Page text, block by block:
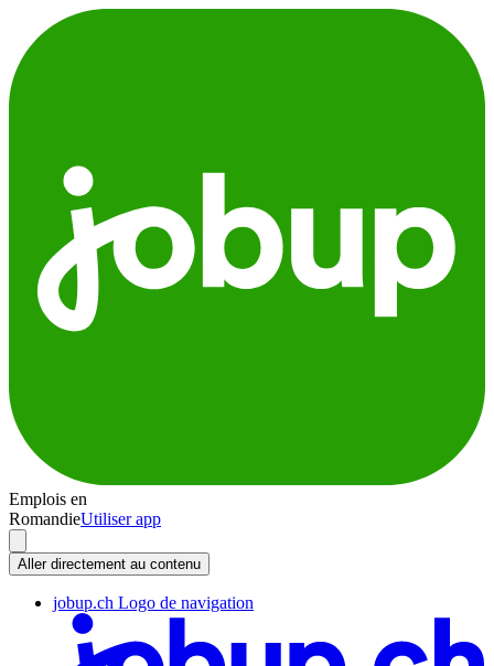
Emplois en
RomandieUtiliser app
Aller directement au contenu
jobup.ch Logo de navigation